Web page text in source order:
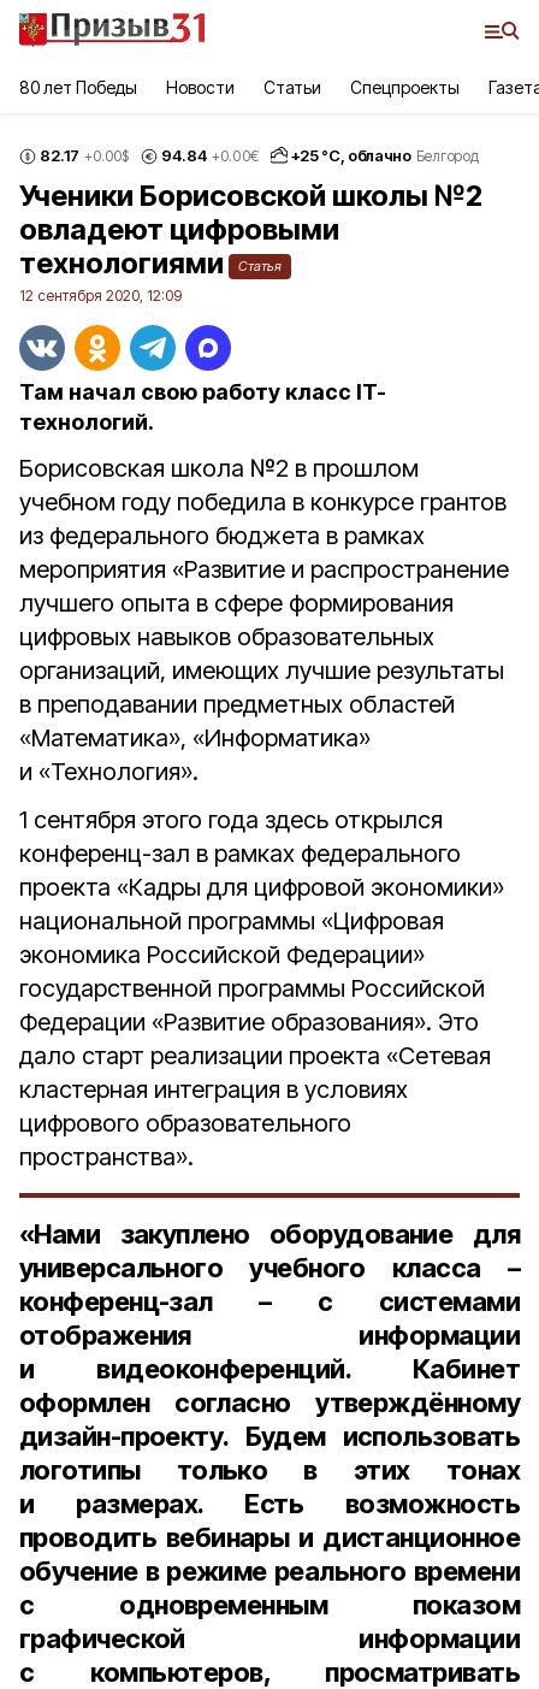
80 лет Победы Новости Статьи Спецпроекты
82.17 +0.00$ 94.84 +0.00€ +25°С, облачно Белгород
Ученики Борисовской школы №2
овладеют цифровыми
технологиями
Статья
12 сентября 2020, 12:09
Там начал свою работу класс IT-
технологий.
Борисовская школа №2 в прошлом
учебном году победила в конкурсе грантов
из федерального бюджета в рамках
мероприятия «Развитие и распространение
лучшего опыта в сфере формирования
цифровых навыков образовательных
организаций, имеющих лучшие результаты
в преподавании предметных областей
«Математика», «Информатика»
и «Технология».
1 сентября этого года здесь открылся
конференц-зал в рамках федерального
проекта «Кадры для цифровой экономики»
национальной программы «Цифровая
экономика Российской Федерации»
государственной программы Российской
Федерации «Развитие образования». Это
дало старт реализации проекта «Сетевая
кластерная интеграция в условиях
цифрового образовательного
пространства».
«Нами закуплено оборудование для
универсального учебного класса –
конференц-зал – с системами
отображения информации
и видеоконференций. Кабинет
оформлен согласно утверждённому
дизайн-проекту. Будем использовать
логотипы только в этих тонах
и размерах. Есть возможность
проводить вебинары и дистанционное
обучение в режиме реального времени
с одновременным показом
графической информации
с компьютеров, просматривать